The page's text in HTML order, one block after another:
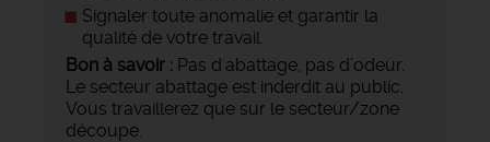
Signaler toute anomalie et garantir la
qualité de votre travail.
Bon à savoir : Pas d'abattage, pas d’odeur.
Le secteur abattage est inderdit au public.
Vous travaillerez que sur le secteur/zone
découpe.